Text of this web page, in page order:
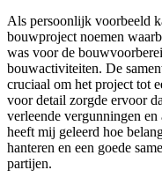
Als persoonlijk voorbeeld
bouwproject noemen
was voor de
bouwactiviteiten. De
cruciaal om het project tot
voor detail zorgde ervoor
verleende vergunningen
heeft mij geleerd hoe
hanteren en een goede
partijen.